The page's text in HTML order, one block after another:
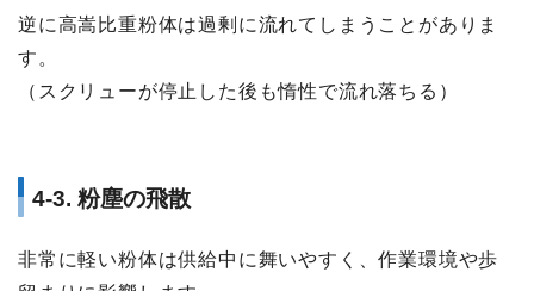
逆に高嵩比重粉体は過剰に流れてしまうことがありま
す。
（スクリューが停止した後も惰性で流れ落ちる）
4-3. 粉塵の飛散
非常に軽い粉体は供給中に舞いやすく、作業環境や歩